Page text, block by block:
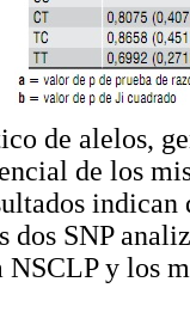
de alelos,
de los
dos SNP
NSCLP y los